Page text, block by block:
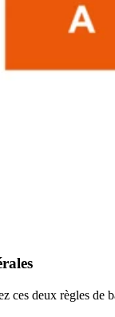
ces deux règles de